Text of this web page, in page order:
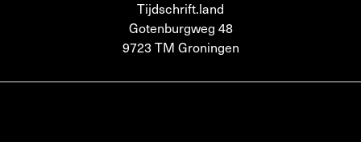
Tijdschrift.land
Gotenburgweg 48
9723 TM Groningen